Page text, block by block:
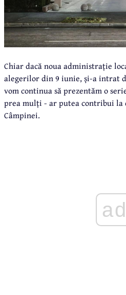
Chiar dacă noua administrație
alegerilor din 9 iunie, și-a intrat
vom continua să prezentăm o
prea mulți - ar putea contribui la
Câmpinei.
ad